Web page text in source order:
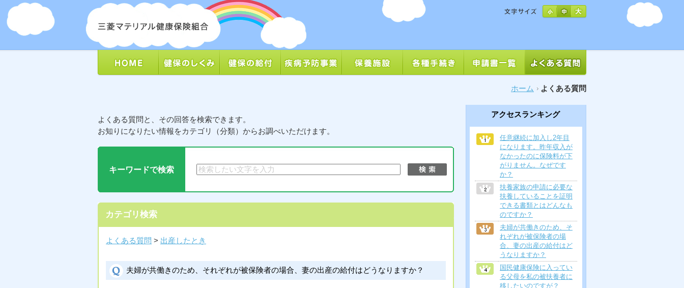
ホーム よくある質問
よくある質問と、その回答を検索できます。
お知りになりたい情報をカテゴリ（分類）からお調べいただけます。
キーワードで検索
カテゴリ検索
よくある質問 > 出産したとき
夫婦が共働きのため、それぞれが被保険者の場合、妻の出産の給付はどうなりますか？
アクセスランキング
任意継続に加入し2年目
になります。昨年収入が
なかったのに保険料が下
がりません。なぜです
か？
扶養家族の申請に必要な
扶養していることを証明
できる書類とはどんなも
のですか？
夫婦が共働きのため、そ
れぞれが被保険者の場
合、妻の出産の給付はど
うなりますか？
国民健康保険に入ってい
る父母を私の被扶養者に
移したいのですが？